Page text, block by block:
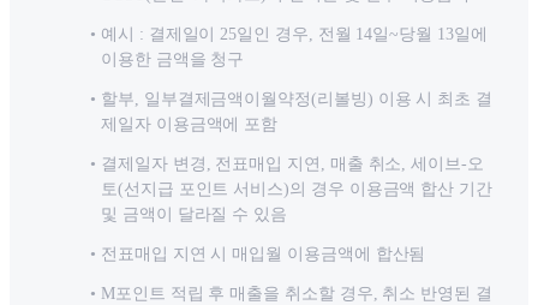
예시 : 결제일이 25일인 경우, 전월 14일~당월 13일에
이용한 금액을 청구
할부, 일부결제금액이월약정(리볼빙) 이용 시 최초 결
제일자 이용금액에 포함
결제일자 변경, 전표매입 지연, 매출 취소, 세이브-오
토(선지급 포인트 서비스)의 경우 이용금액 합산 기간
및 금액이 달라질 수 있음
전표매입 지연 시 매입월 이용금액에 합산됨
M포인트 적립 후 매출을 취소할 경우, 취소 반영된 결